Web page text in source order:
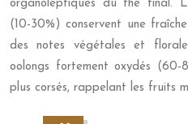
organoleptiques du thé final.
(10-30%) conservent une
des notes végétales et
oolongs fortement oxydés (60-
plus corsés, rappelant les fruits